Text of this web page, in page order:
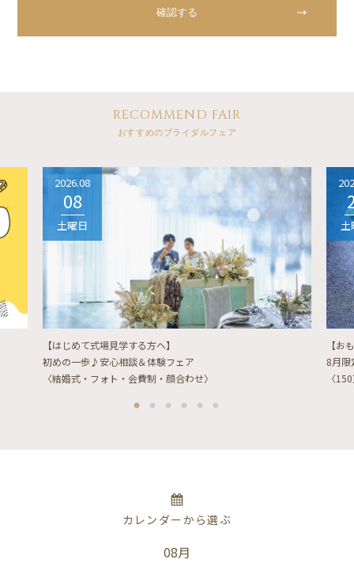
RECOMMEND FAIR
おすすめのブライダルフェア
2026.08
08
土曜日
【はじめて式場見学する方へ】
初めの一歩♪安心相談＆体験フェア
〈結婚式・フォト・会費制・顔合わせ〉
土
【お
8月限
〈
カレンダーから選ぶ
08月